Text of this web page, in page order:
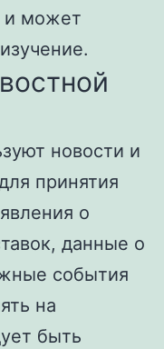
и может
новости и
принятия
о
данные о
события
на
быть